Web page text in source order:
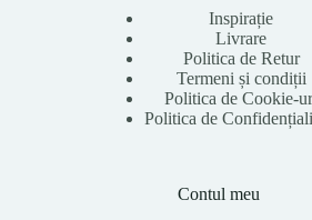
Inspirație
Livrare
Politica de Retur
Termeni și condiții
Politica de Cookie-
Politica de
Contul meu